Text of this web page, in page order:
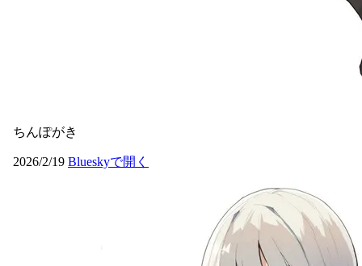
ちんぽがき
2026/2/19 Blueskyで開く